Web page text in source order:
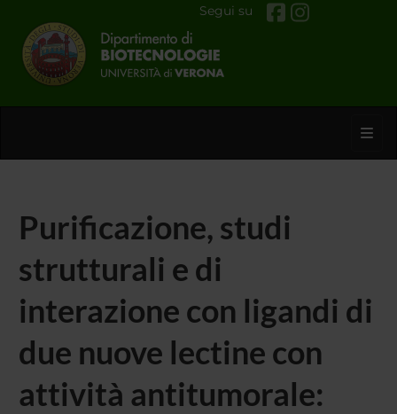
Segui su
Purificazione, studi
strutturali e di
interazione con ligandi di
due nuove lectine con
attività antitumorale: